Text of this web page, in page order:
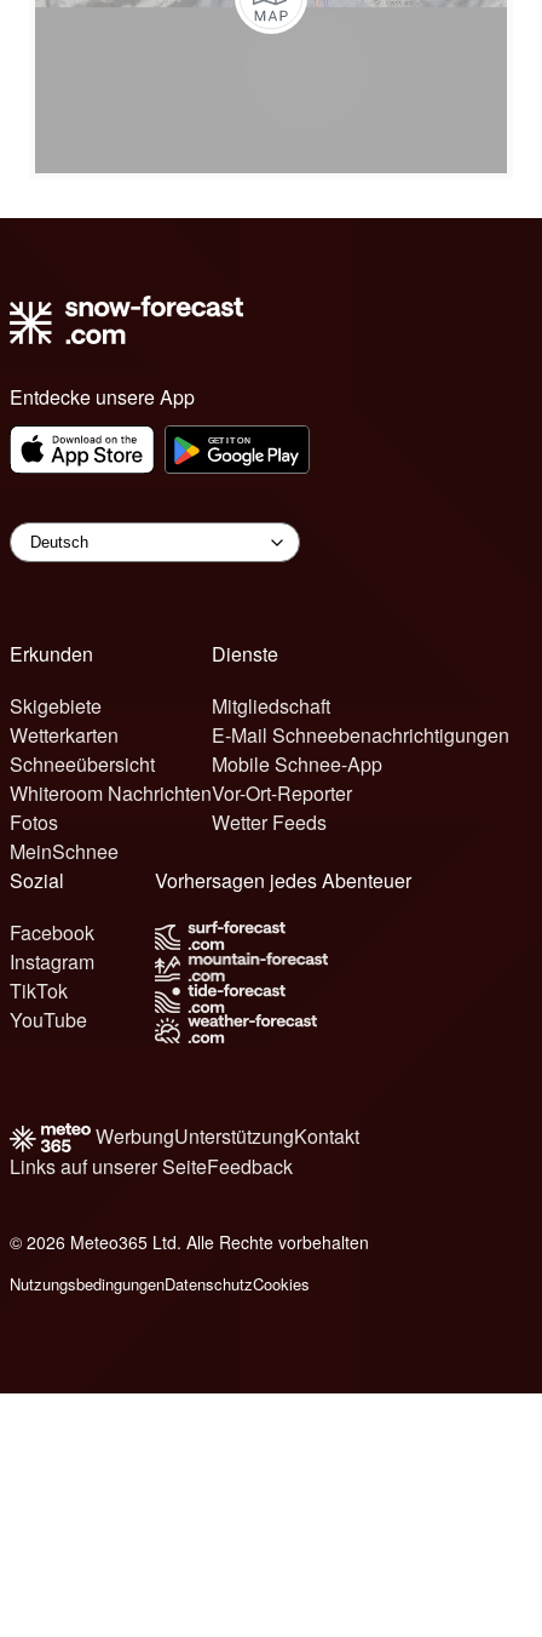
Entdecke unsere App
Erkunden
Skigebiete
Wetterkarten
Schneeübersicht
Whiteroom Nachrichten
Fotos
MeinSchnee
Dienste
Mitgliedschaft
E-Mail Schneebenachrichtigungen
Mobile Schnee-App
Vor-Ort-Reporter
Wetter Feeds
Sozial
Facebook
Instagram
TikTok
YouTube
Vorhersagen jedes Abenteuer
WerbungUnterstützungKontakt
Links auf unserer SeiteFeedback
© 2026 Meteo365 Ltd. Alle Rechte vorbehalten
NutzungsbedingungenDatenschutzCookies